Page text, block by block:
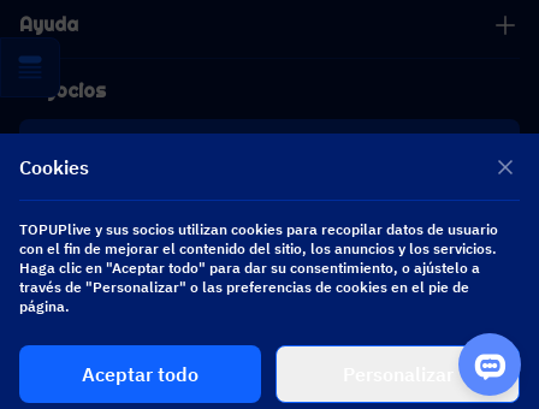
Ayuda
Negocios
[email protected]
[email protected]
Síguenos
Copyright 2026 SEA WHALE TECHNOLOGY PTE.LTD. All Rights Reserved.
Cookies
TOPUPlive y sus socios utilizan cookies para recopilar datos de usuario
con el fin de mejorar el contenido del sitio, los anuncios y los servicios.
Haga clic en "Aceptar todo" para dar su consentimiento, o ajústelo a
través de "Personalizar" o las preferencias de cookies en el pie de
página.
Aceptar todo